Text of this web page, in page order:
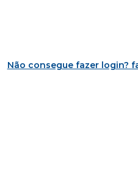
Não consegue fazer login?